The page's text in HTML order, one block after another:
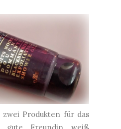
Produkten für das